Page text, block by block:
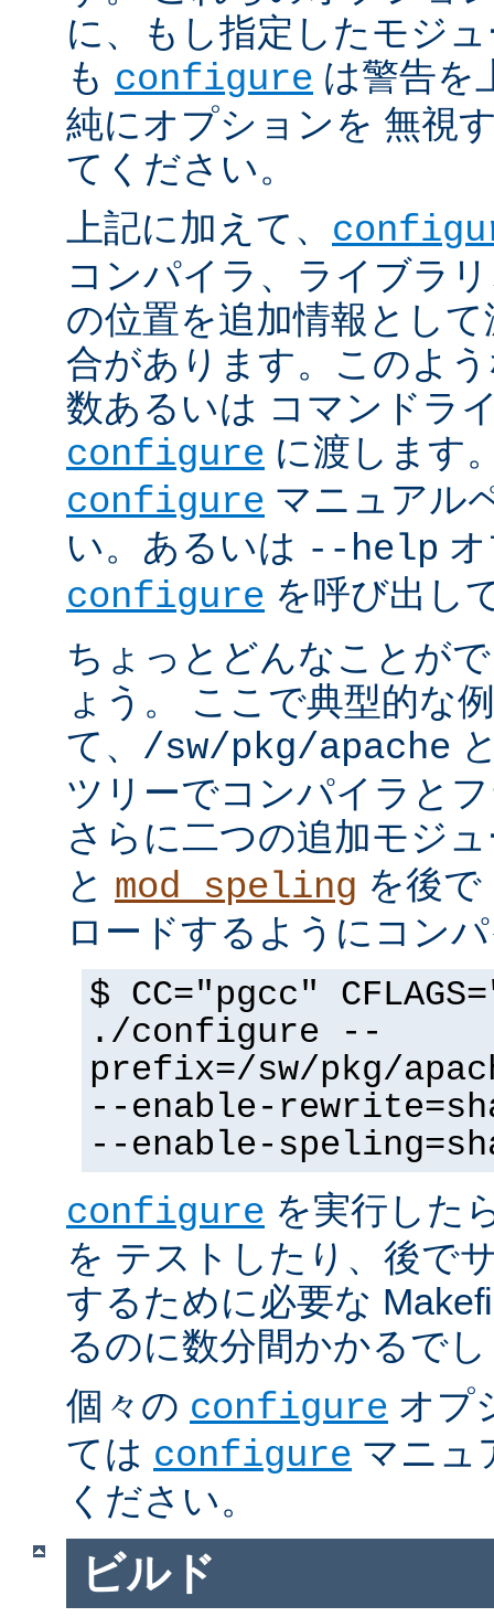
に、もし指定したモジ
も configure は警告を
純にオプションを 無視
てください。
上記に加えて、
コンパイラ、ライブラ
の位置を追加情報とし
合があります。このよ
数あるいは コマンドラ
configure に渡します
configure マニュアル
い。あるいは --help
configure を呼び出し
ちょっとどんなことが
ょう。 ここで典型的な
て、 /sw/pkg/apache
ツリーでコンパイラと
さらに二つの追加モジ
と mod_speling を後
ロードするようにコン
$ CC="pgcc"
./configure --
prefix=/sw/pkg/
--enable-
--enable-
configure を実行した
を テストしたり、後で
するために必要な
るのに数分間かかるで
個々の configure オプ
ては configure マニュ
ください。
ビルド